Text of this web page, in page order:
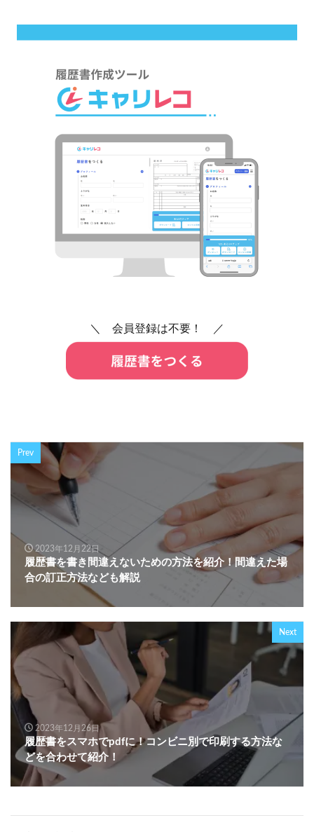
＼ 会員登録は不要！ ／
Prev
2023年12月22日
履歴書を書き間違えないための方法を紹介！間違えた場
合の訂正方法なども解説
Next
2023年12月26日
履歴書をスマホでpdfに！コンビニ別で印刷する方法な
どを合わせて紹介！